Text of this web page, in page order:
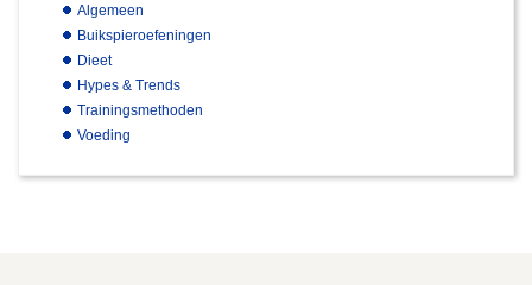
Algemeen
Buikspieroefeningen
Dieet
Hypes & Trends
Trainingsmethoden
Voeding